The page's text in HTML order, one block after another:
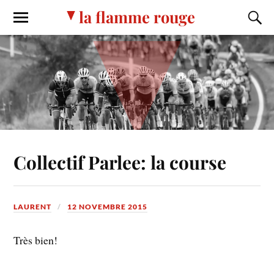
la flamme rouge
Collectif Parlee: la course
LAURENT 12 NOVEMBRE 2015
Très bien!